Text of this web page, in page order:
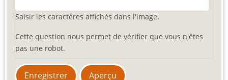
Saisir les caractères affichés dans l'image.
Cette question nous permet de vérifier que vous n'êtes
pas une robot.